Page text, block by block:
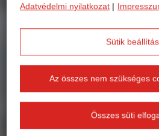
Adatvédelmi nyilatkozat |
Sütik
Az összes nem szükséges
Összes süti